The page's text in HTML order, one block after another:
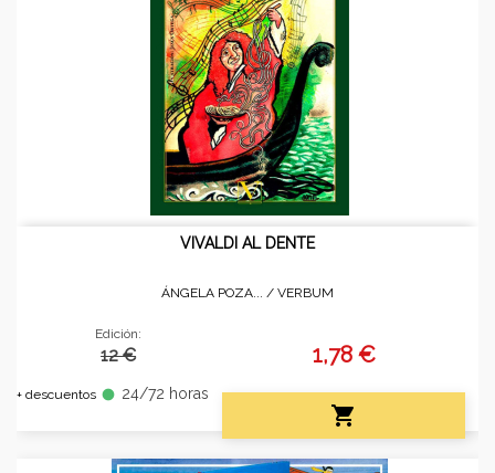
VIVALDI AL DENTE
ÁNGELA POZA... / VERBUM
Edición:
12 €
+ descuentos fiber_manual_record 24/72 horas
1,78 €
